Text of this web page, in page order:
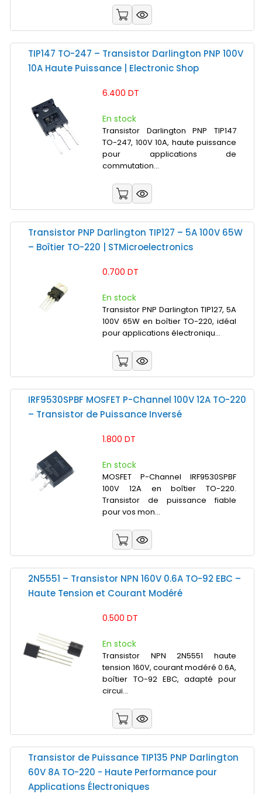
TIP147 TO-247 – Transistor Darlington PNP 100V
10A Haute Puissance | Electronic Shop
6.400 DT
En stock
Transistor Darlington PNP TIP147
TO-247, 100V 10A, haute puissance
pour applications de
commutation...
Transistor PNP Darlington TIP127 – 5A 100V 65W
– Boîtier TO-220 | STMicroelectronics
0.700 DT
En stock
Transistor PNP Darlington TIP127, 5A
100V 65W en boîtier TO-220, idéal
pour applications électroniqu...
IRF9530SPBF MOSFET P-Channel 100V 12A TO-220
– Transistor de Puissance Inversé
1.800 DT
En stock
MOSFET P-Channel IRF9530SPBF
100V 12A en boîtier TO-220.
Transistor de puissance fiable
pour vos mon...
2N5551 – Transistor NPN 160V 0.6A TO-92 EBC –
Haute Tension et Courant Modéré
0.500 DT
En stock
Transistor NPN 2N5551 haute
tension 160V, courant modéré 0.6A,
boîtier TO-92 EBC, adapté pour
circui...
Transistor de Puissance TIP135 PNP Darlington
60V 8A TO-220 - Haute Performance pour
Applications Électroniques